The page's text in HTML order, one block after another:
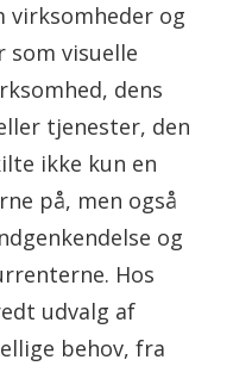
virksomheder og
som visuelle
dens
tjenester, den
ikke kun en
på, men også
og
Hos
udvalg af
behov, fra